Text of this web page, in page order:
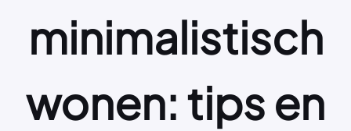
minimalistisch
wonen: tips en